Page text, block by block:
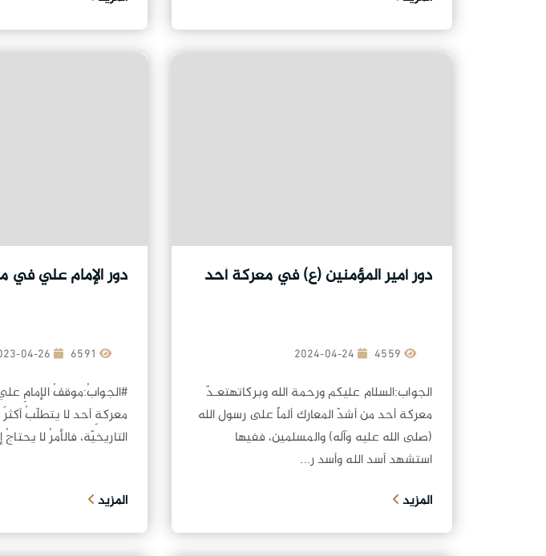
دور أمير المؤمنين (ع) في معركة أحد
2024-04-24
الجواب:السلام عليكم ورحمة الله وبركاتهتعـدّ
معركة أحد من أشدّ المعارك ألماً على رسول الله
(صلى الله عليه وآله) والمسلمين، ففيها
استشهد أسد الله وأسد ر...
المزيد
دور الإمام علي في
2023-04-26
#الجوابُ:موقفُ الإمامِ
معركةِ أحد لا يتطلّبُ
التاريخيّة، فالأمرُ لا
المزيد